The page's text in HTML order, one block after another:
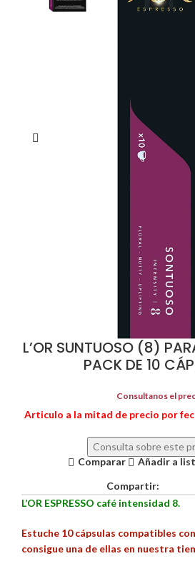
L’OR SUNTUOSO (8)
PACK DE 10
Consultanos el
Articulo a la mitad de precio por
Consulta sobre este
Comparar
Añadir a
Compartir:
L’OR ESPRESSO café intensidad 8.
Estuche 10 cápsulas compatibles
consigue una de ellas en nuestra